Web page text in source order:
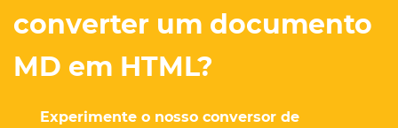
converter um documento
MD em HTML?
Experimente o nosso conversor de